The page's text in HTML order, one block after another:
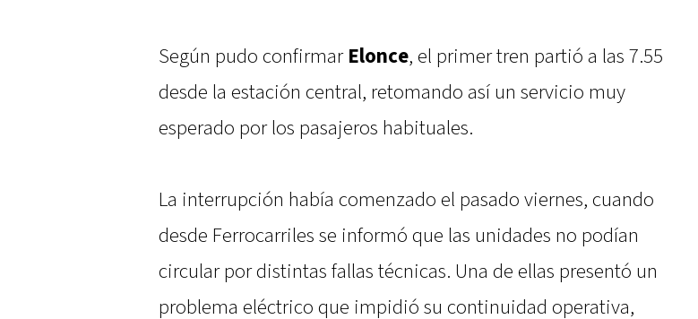
Según pudo confirmar Elonce, el primer tren partió a las 7.55
desde la estación central, retomando así un servicio muy
esperado por los pasajeros habituales.
La interrupción había comenzado el pasado viernes, cuando
desde Ferrocarriles se informó que las unidades no podían
circular por distintas fallas técnicas. Una de ellas presentó un
problema eléctrico que impidió su continuidad operativa,